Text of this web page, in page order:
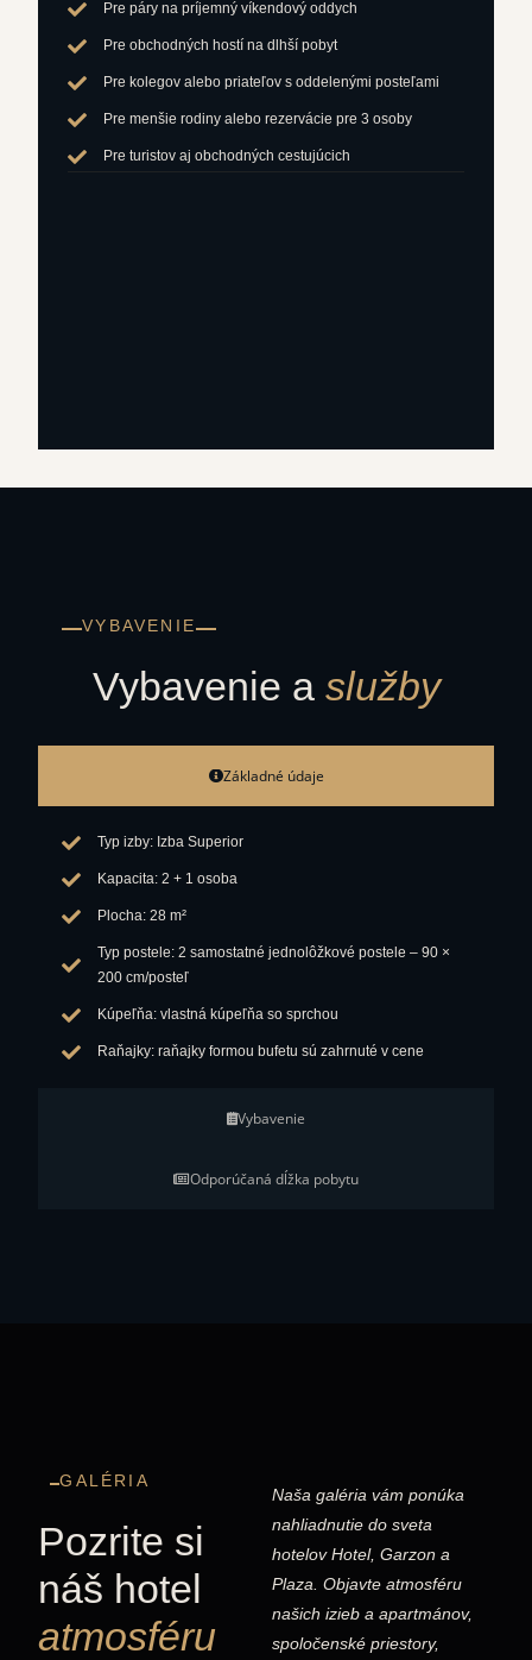
Pre páry na príjemný víkendový oddych
Pre obchodných hostí na dlhší pobyt
Pre kolegov alebo priateľov s oddelenými posteľami
Pre menšie rodiny alebo rezervácie pre 3 osoby
Pre turistov aj obchodných cestujúcich
Vybavenie a služby
VYBAVENIE
Základné údaje
Vybavenie
Odporúčaná dĺžka pobytu
Typ izby: Izba Superior
Kapacita: 2 + 1 osoba
Plocha: 28 m²
Typ postele: 2 samostatné jednolôžkové postele – 90 ×
200 cm/posteľ
Kúpeľňa: vlastná kúpeľňa so sprchou
Raňajky: raňajky formou bufetu sú zahrnuté v cene
GALÉRIA
Pozrite si
náš hotel
atmosféru
Naša galéria vám ponúka
nahliadnutie do sveta
hotelov Hotel, Garzon a
Plaza. Objavte atmosféru
našich izieb a apartmánov,
spoločenské priestory,